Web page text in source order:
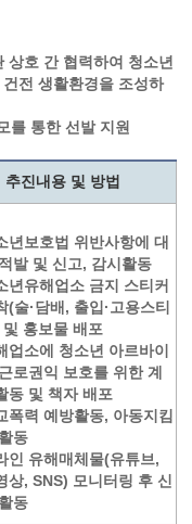
상호 간 협력하여 청소년
전 생활환경을 조성하
를 통한 선발 지원
추진내용 및 방법
년보호법 위반사항에 대
발 및 신고, 감시활동
년유해업소 금지 스티커
(술·담배, 출입·고용스티
및 홍보물 배포
업소에 청소년 아르바이
로권익 보호를 위한 계
동 및 책자 배포
폭력 예방활동, 아동지킴
동
인 유해매체물(유튜브,
상, SNS) 모니터링 후 신
동